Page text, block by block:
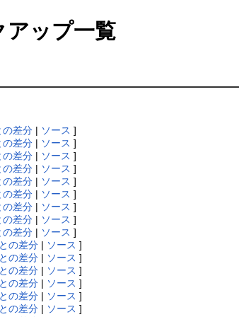
アップ一覧
の差分 | ソース ]
の差分 | ソース ]
の差分 | ソース ]
の差分 | ソース ]
の差分 | ソース ]
の差分 | ソース ]
の差分 | ソース ]
の差分 | ソース ]
の差分 | ソース ]
の差分 | ソース ]
の差分 | ソース ]
の差分 | ソース ]
の差分 | ソース ]
の差分 | ソース ]
の差分 | ソース ]